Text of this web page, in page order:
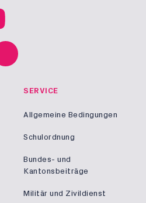
SERVICE
Allgemeine Bedingungen
Schulordnung
Bundes- und
Kantonsbeiträge
Militär und Zivildienst